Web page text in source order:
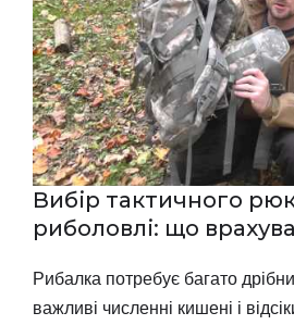
Вибір тактичного
риболовлі: що
Рибалка потребує багато
важливі численні кишені і